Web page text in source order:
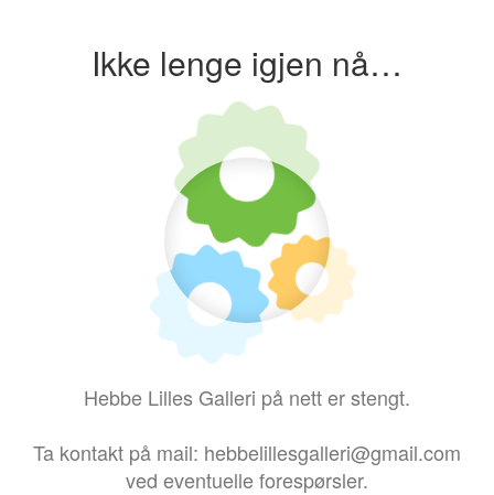
Ikke lenge igjen nå…
Hebbe Lilles Galleri på nett er stengt.
Ta kontakt på mail: hebbelillesgalleri@gmail.com
ved eventuelle forespørsler.